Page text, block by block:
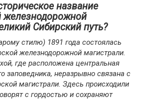
название
железнодорожной
Сибирский путь?
стилю) 1891 года состоялась
железнодорожной магистрали.
где расположена центральная
заповедника, неразрывно связана с
магистрали. Здесь происходили
с гордостью и сохраняют